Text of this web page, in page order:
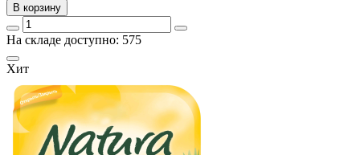
В корзину
На складе доступно: 575
Хит